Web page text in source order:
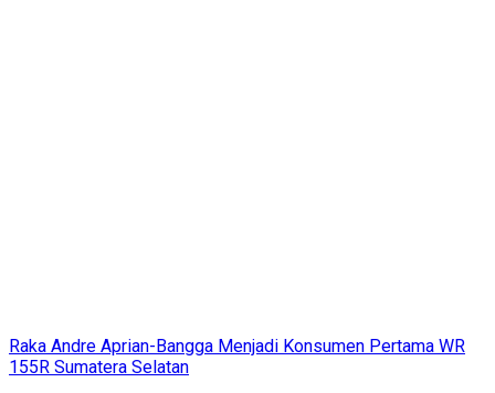
Raka Andre Aprian-Bangga Menjadi Konsumen Pertama WR
155R Sumatera Selatan